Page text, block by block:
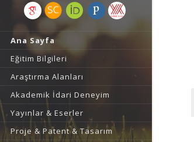
Ana Sayfa
Eğitim Bilgileri
Araştırma Alanları
Akademik İdari Deneyim
Yayınlar & Eserler
Proje & Patent & Tasarım